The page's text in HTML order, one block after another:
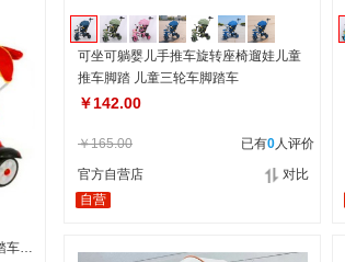
新款推把儿童三轮车手推车脚踏车自行车 童车厂
可坐可躺婴儿手推车旋转座椅遛娃儿童
推车脚踏 儿童三轮车脚踏车
￥142.00
￥165.00 已有0人评价
官方自营店
对比
自营